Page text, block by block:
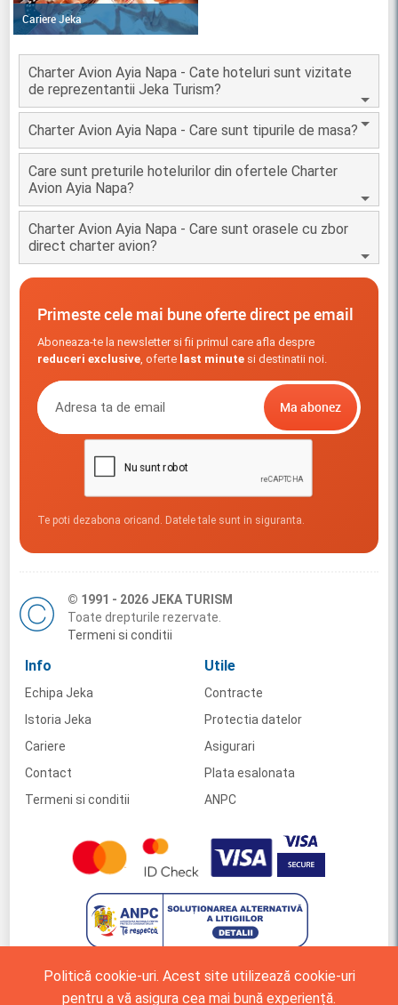
Politică cookie-uri. Acest site utilizează cookie-uri
pentru a vă asigura cea mai bună experiență.
Cariere Jeka
Charter Avion Ayia Napa - Cate hoteluri sunt vizitate
de reprezentantii Jeka Turism?
Charter Avion Ayia Napa - Care sunt tipurile de masa?
Care sunt preturile hotelurilor din ofertele Charter
Avion Ayia Napa?
Charter Avion Ayia Napa - Care sunt orasele cu zbor
direct charter avion?
Primeste cele mai bune oferte direct pe email
Aboneaza-te la newsletter si fii primul care afla despre
reduceri exclusive, oferte last minutesi destinatii noi.
Te poti dezabona oricand. Datele tale sunt in siguranta.
© 1991 - 2026 JEKA TURISM
Toate drepturile rezervate.
Termeni si conditii
Info
Echipa Jeka
Istoria Jeka
Cariere
Contact
Termeni si conditii
Utile
Contracte
Protectia datelor
Asigurari
Plata esalonata
ANPC